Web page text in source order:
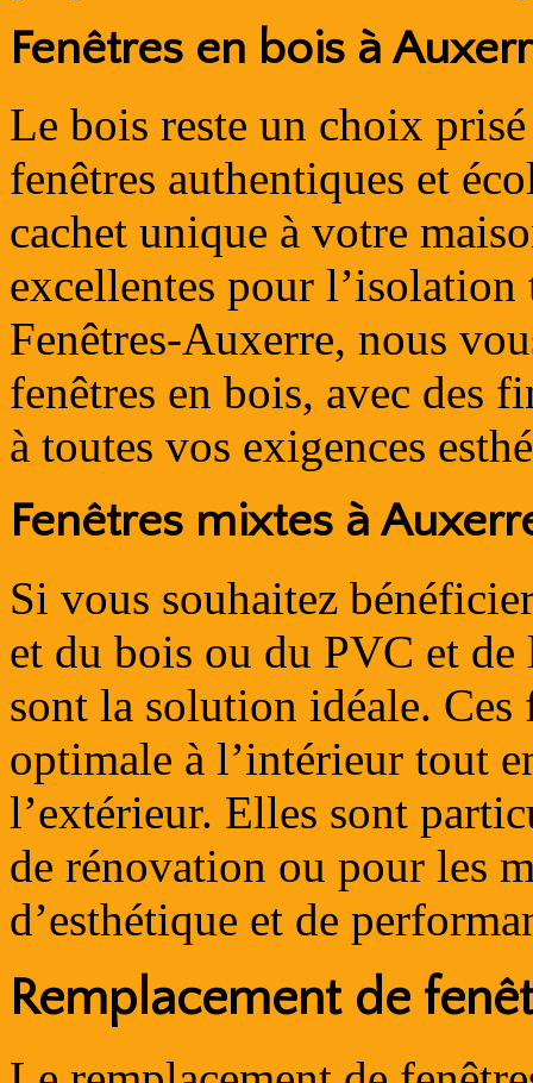
Fenêtres en bois à
Le bois reste un choix
fenêtres authentiques et
cachet unique à votre
excellentes pour
Fenêtres-Auxerre, nous
fenêtres en bois, avec des
à toutes vos exigences
Fenêtres mixtes à
Si vous souhaitez
et du bois ou du PVC et
sont la solution idéale.
optimale à l’intérieur tout
l’extérieur. Elles sont
de rénovation ou pour les
d’esthétique et de
Remplacement de